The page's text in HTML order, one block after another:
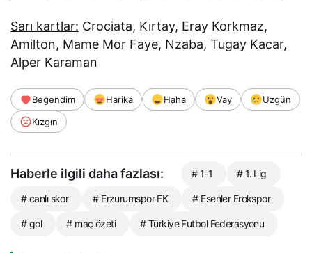
Sarı kartlar: Crociata, Kırtay, Eray Korkmaz,
Amilton, Mame Mor Faye, Nzaba, Tugay Kacar,
Alper Karaman
Beğendim Harika Haha Vay
Üzgün
Kızgın
Haberle ilgili daha fazlası: # 1-1 # 1. Lig
# canlı skor # Erzurumspor FK # Esenler Erokspor
# gol # maç özeti # Türkiye Futbol Federasyonu